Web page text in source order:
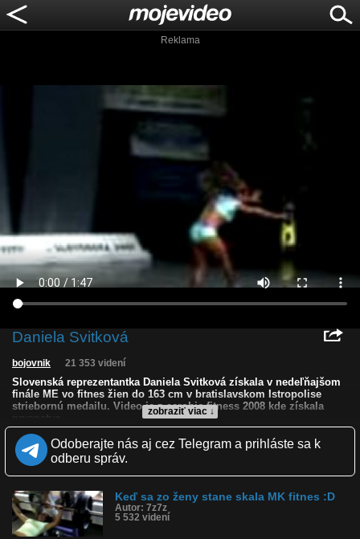
Reklama
Daniela Svitková
zobraziť viac ↓
bojovnik 21 353 videní
Slovenská reprezentantka Daniela Svitková získala v nedeľňajšom
finále ME vo fitnes žien do 163 cm v bratislavskom Istropolise
striebornú medailu. Video je z aerobic fitness 2008 kde získala
prvenstvo.
Kvalita:
Zverejnené: 30.6.2009 11:52
Páči sa: 81% (27 hlasov)
Komentárov: 18
Dľžka: 1:47
Kategória: športy
Tagy: daniela svitková, fitness, fitnes, body fitness, kulturistika,
Odoberajte nás aj cez Telegram a prihláste sa k
odberu správ.
Keď sa zo ženy stane skala MK fitnes :D
Autor: 7z7z
5 532 videní